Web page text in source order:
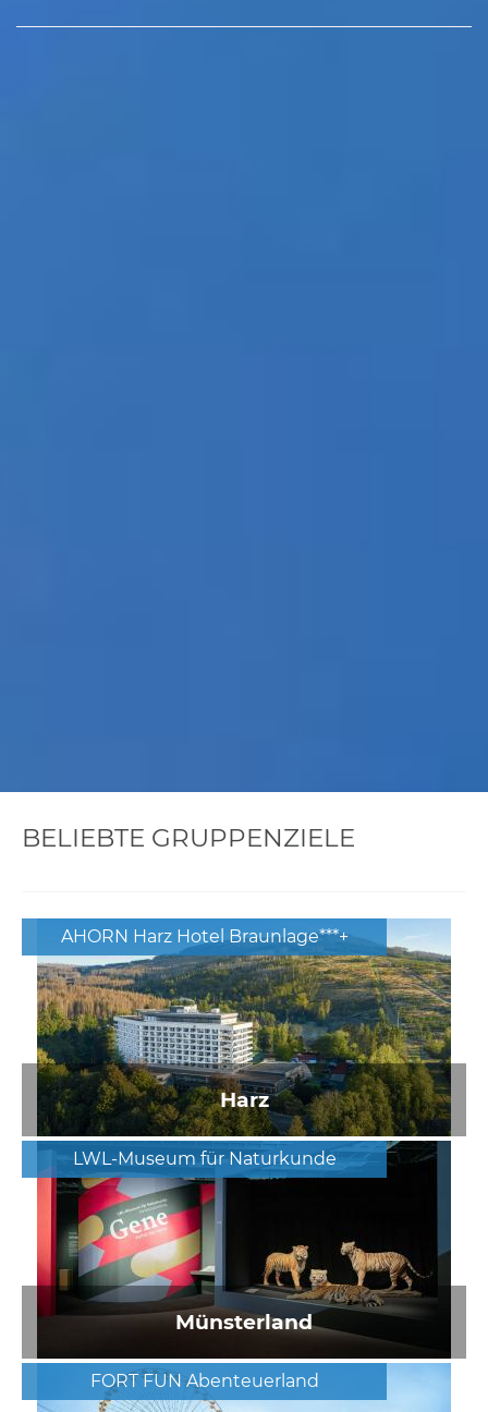
BELIEBTE GRUPPENZIELE
AHORN Harz Hotel Braunlage***+
Harz
LWL-Museum für Naturkunde
Münsterland
FORT FUN Abenteuerland